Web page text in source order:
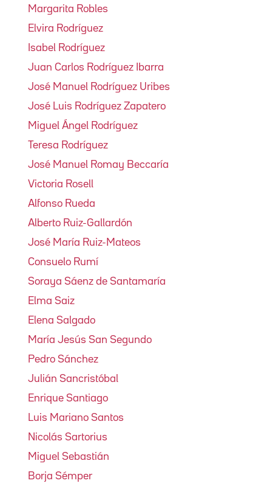
Margarita Robles
Elvira Rodríguez
Isabel Rodríguez
Juan Carlos Rodríguez Ibarra
José Manuel Rodríguez Uribes
José Luis Rodríguez Zapatero
Miguel Ángel Rodríguez
Teresa Rodríguez
José Manuel Romay Beccaría
Victoria Rosell
Alfonso Rueda
Alberto Ruiz-Gallardón
José María Ruiz-Mateos
Consuelo Rumí
Soraya Sáenz de Santamaría
Elma Saiz
Elena Salgado
María Jesús San Segundo
Pedro Sánchez
Julián Sancristóbal
Enrique Santiago
Luis Mariano Santos
Nicolás Sartorius
Miguel Sebastián
Borja Sémper